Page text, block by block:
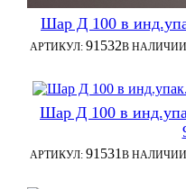
Шар Д 100 в
АРТИКУЛ: 91532В
Шар Д 100 в
АРТИКУЛ: 91531 В